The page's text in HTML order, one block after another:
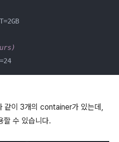
이 3개의 container가 있는데,
할 수 있습니다.